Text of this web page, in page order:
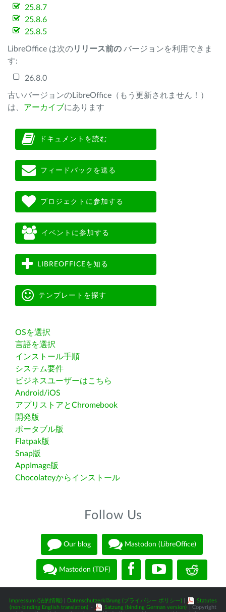
25.8.7
25.8.6
25.8.5
LibreOffice は次のリリース前の バージョンを利用できま
す:
26.8.0
古いバージョンのLibreOffice（もう更新されません！）
は、 アーカイブにあります
ドキュメントを読む
フィードバックを送る
プロジェクトに参加する
イベントに参加する
LIBREOFFICEを知る
テンプレートを探す
OSを選択
言語を選択
インストール手順
システム要件
ビジネスユーザーはこちら
Android/iOS
アプリストアとChromebook
開発版
ポータブル版
Flatpak版
Snap版
AppImage版
Chocolateyからインストール
Follow Us
Our blog Mastodon (LibreOffice)
Mastodon (TDF)
Impressum (法的情報) Datenschutzerklärung (プライバシー ポリシー)
Statutes
(non-binding English translation) - Satzung (binding German version)
| Copyright